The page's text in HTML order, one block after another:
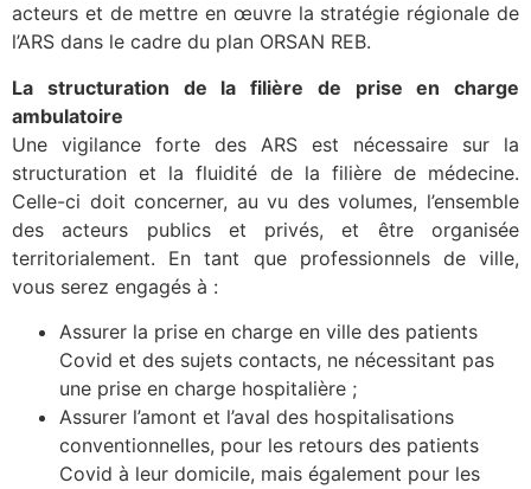
acteurs et de mettre en œuvre la stratégie régionale de
l’ARS dans le cadre du plan ORSAN REB.
La structuration de la filière de prise en charge
ambulatoire
Une vigilance forte des ARS est nécessaire sur la
structuration et la fluidité de la filière de médecine.
Celle-ci doit concerner, au vu des volumes, l’ensemble
des acteurs publics et privés, et être organisée
territorialement. En tant que professionnels de ville,
vous serez engagés à :
Assurer la prise en charge en ville des patients
Covid et des sujets contacts, ne nécessitant pas
une prise en charge hospitalière ;
Assurer l’amont et l’aval des hospitalisations
conventionnelles, pour les retours des patients
Covid à leur domicile, mais également pour les